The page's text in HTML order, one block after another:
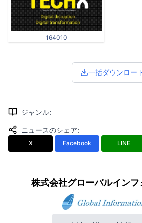
164010
一括ダウンロー
ジャンル:
ニュースのシェア:
X Facebook LINE
株式会社グローバルイン